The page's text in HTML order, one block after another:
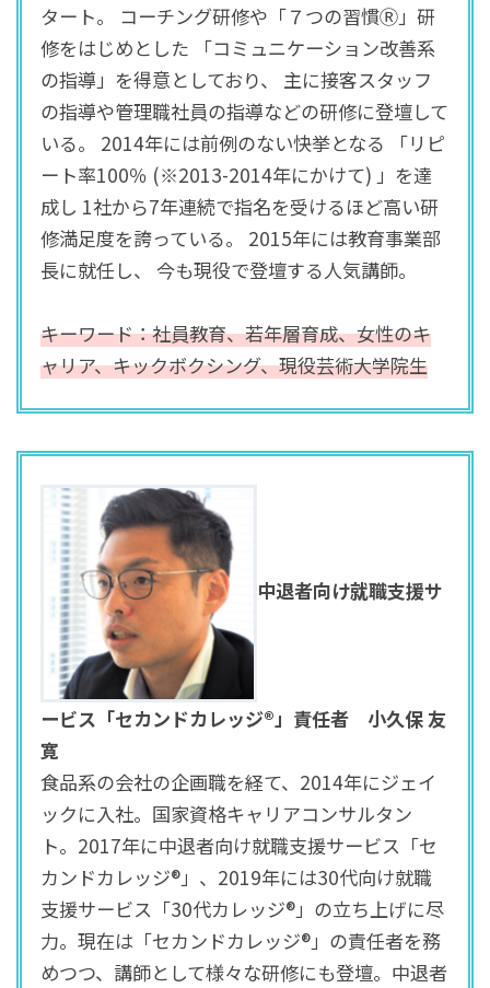
タート。 コーチング研修や「７つの習慣Ⓡ」研
修をはじめとした 「コミュニケーション改善系
の指導」を得意としており、 主に接客スタッフ
の指導や管理職社員の指導などの研修に登壇して
いる。 2014年には前例のない快挙となる 「リピ
ート率100％ (※2013-2014年にかけて) 」を達
成し 1社から7年連続で指名を受けるほど高い研
修満足度を誇っている。 2015年には教育事業部
長に就任し、 今も現役で登壇する人気講師。
キーワード：社員教育、若年層育成、女性のキ
ャリア、キックボクシング、現役芸術大学院生
中退者向け就職支援サ
ービス「セカンドカレッジ®」責任者 小久保 友
寛
食品系の会社の企画職を経て、2014年にジェイ
ックに入社。国家資格キャリアコンサルタン
ト。2017年に中退者向け就職支援サービス「セ
カンドカレッジ®」、2019年には30代向け就職
支援サービス「30代カレッジ®」の立ち上げに尽
力。現在は「セカンドカレッジ®」の責任者を務
めつつ、講師として様々な研修にも登壇。中退者